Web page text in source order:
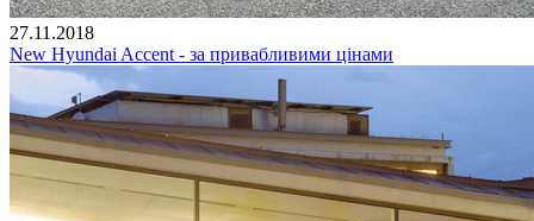
27.11.2018
New Hyundai Accent - за привабливими цінами